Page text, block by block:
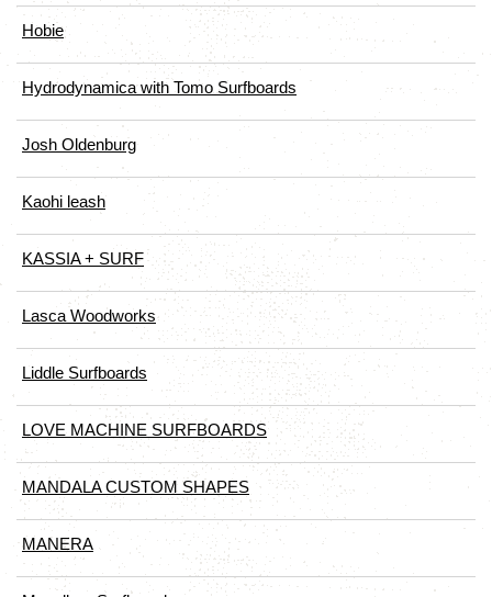
Hobie
Hydrodynamica with Tomo Surfboards
Josh Oldenburg
Kaohi leash
KASSIA + SURF
Lasca Woodworks
Liddle Surfboards
LOVE MACHINE SURFBOARDS
MANDALA CUSTOM SHAPES
MANERA